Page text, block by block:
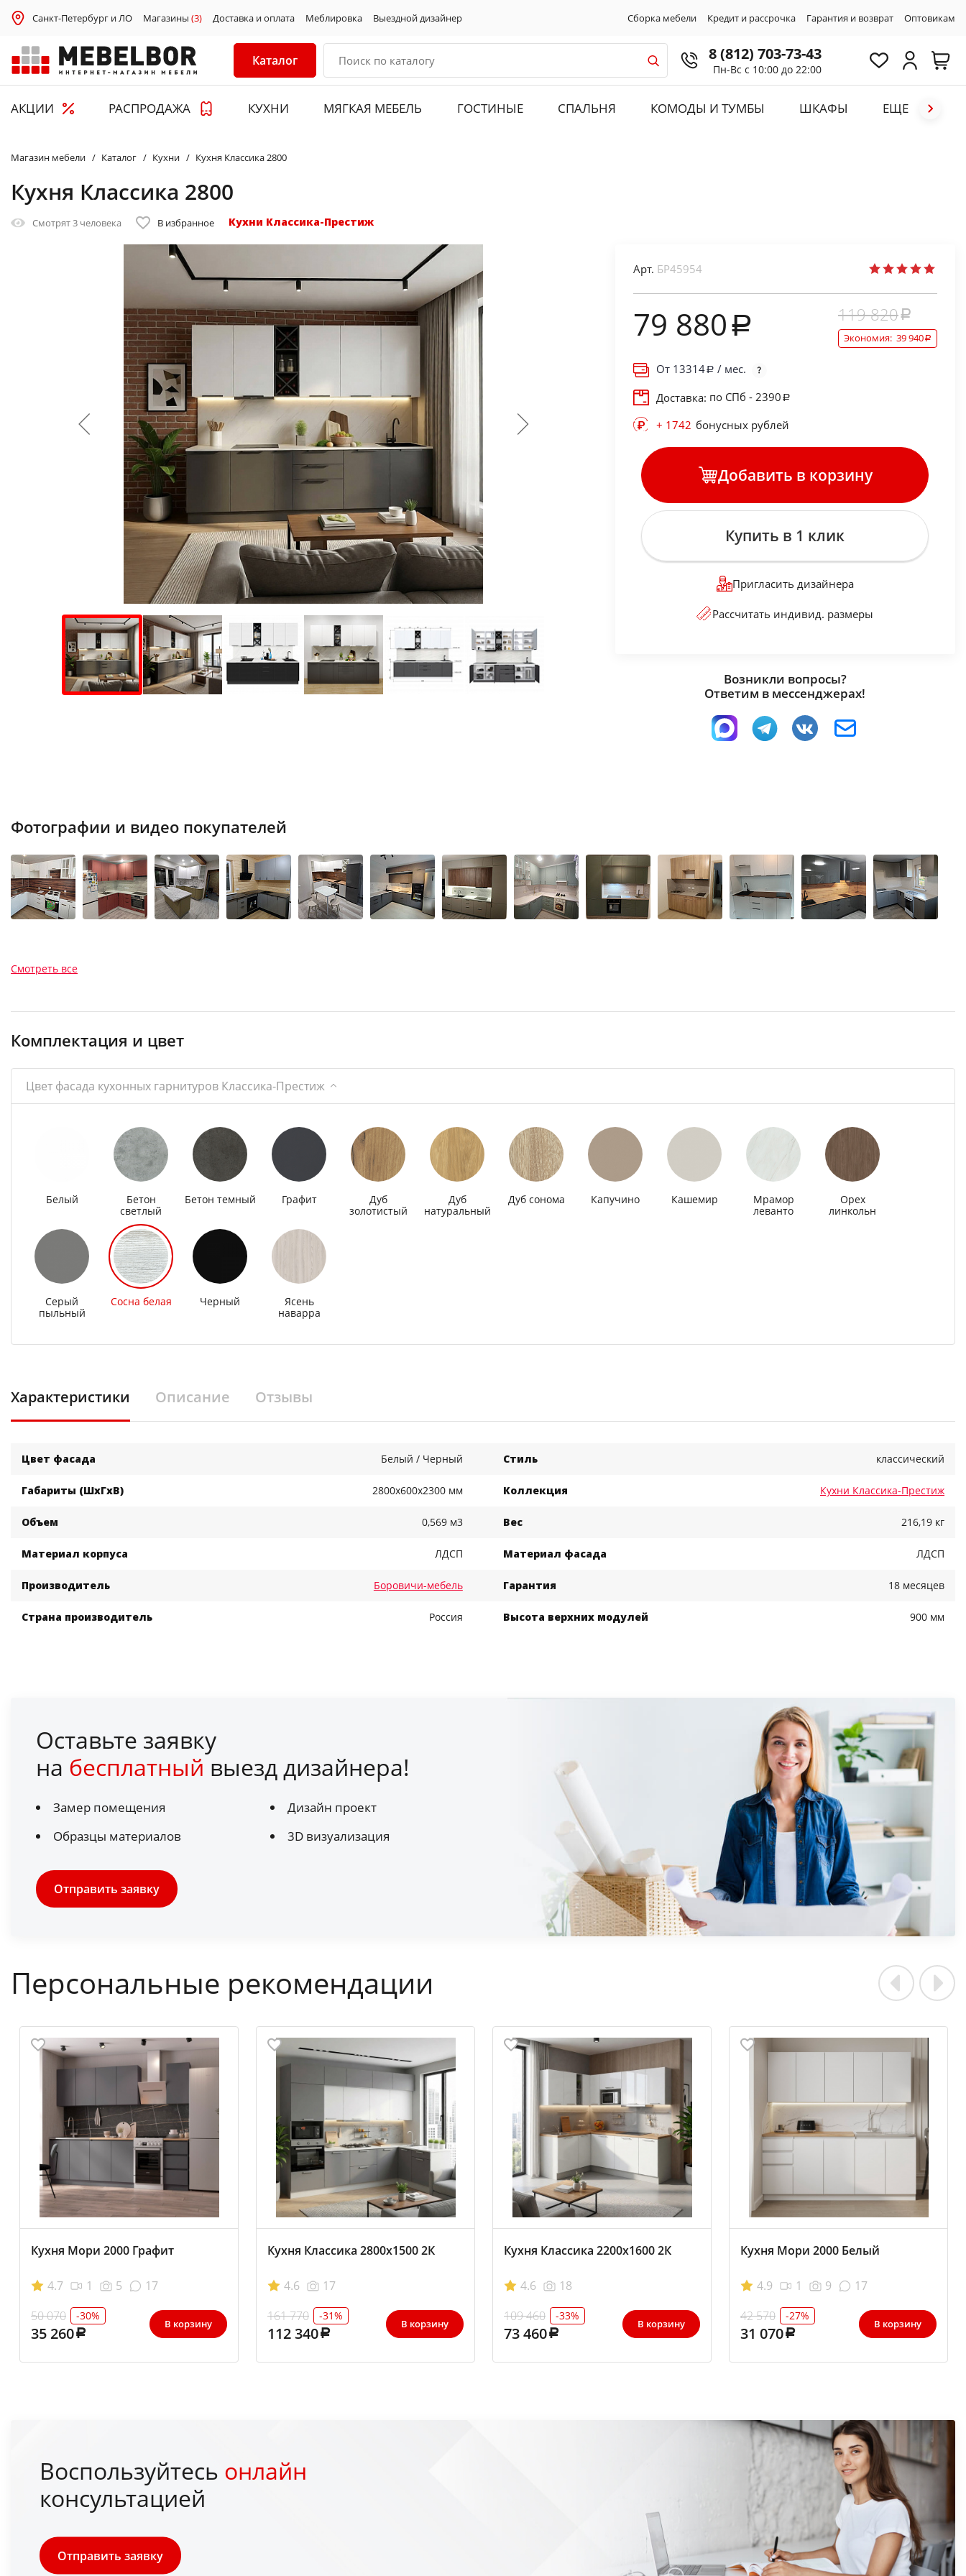
Санкт-Петербург и ЛО Магазины (3) Доставка и оплата Меблировка Выездной дизайнер Сборка мебели Кредит и рассрочка Гарантия и возврат Оптовикам
Каталог 8 (812) 703-73-43
Пн-Вс с 10:00 до 22:00
АКЦИИ РАСПРОДАЖА КУХНИ МЯГКАЯ МЕБЕЛЬ ГОСТИНЫЕ СПАЛЬНЯ КОМОДЫ И ТУМБЫ ШКАФЫ ЕЩЕ
Магазин мебели Каталог Кухни Кухня Классика 2800
Кухня Классика 2800
Смотрят3 человека В избранное Кухни Классика-Престиж
Арт. БР45954
79 880 119 820
Экономия: 39 940
От 13314
/ мес.
Доставка: по СПб - 2390
+ 1742 бонусных рублей
Добавить в корзину
Купить в 1 клик
Пригласить дизайнера
Рассчитать индивид. размеры
Возникли вопросы?
Ответим в мессенджерах!
Фотографии и видео покупателей
Смотреть все
Комплектация и цвет
Цвет фасада кухонных гарнитуров Классика-Престиж
Белый
Бетон
светлый
Бетон темный Графит
Дуб
золотистый
Дуб
натуральный
Дуб сонома Капучино Кашемир
Мрамор
леванто
Орех
линкольн
Серый
пыльный
Сосна белая Черный
Ясень
наварра
Характеристики Описание Отзывы
Цвет фасада Белый / Черный Стиль классический
Габариты (ШхГхВ) 2800x600x2300 мм Коллекция Кухни Классика-Престиж
Объем 0,569 м3 Вес 216,19 кг
Материал корпуса ЛДСП Материал фасада ЛДСП
Производитель Боровичи-мебель Гарантия 18 месяцев
Страна производитель Россия Высота верхних модулей 900 мм
Оставьте заявку
на бесплатный выезд дизайнера!
Замер помещения
Дизайн проект
Образцы материалов
3D визуализация
Отправить заявку
Персональные рекомендации
Кухня Мори 2000 Графит
4.7 1 5
17
50 070
-30%
35 260 В корзину
Кухня Классика 2800х1500 2К
4.6
17
161 770
-31%
112 340 В корзину
Кухня Классика 2200х1600 2К
4.6
18
109 460
-33%
73 460 В корзину
Кухня Мори 2000 Белый
4.9 1 9
17
42 570
-27%
31 070 В корзину
Воспользуйтесь онлайн
консультацией
Отправить заявку